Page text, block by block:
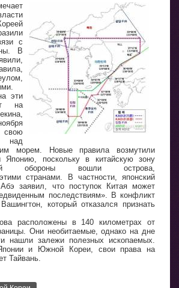
с
В
эти
на
свою
морем. Новые правила возмутили
поскольку в китайскую зону
обороны вошли острова,
странами. В частности, японский
заявил, что поступок Китая может
последствиям». В конфликт
который отказался признать
расположены в 140 километрах от
Они необитаемые, однако на дне
нашли залежи полезных ископаемых.
и Южной Кореи, свои права на
Тайвань.